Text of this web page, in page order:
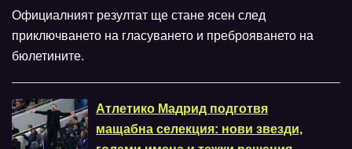
Официалният резултат ще стане ясен след
приключването на гласуването и преброяването на
бюлетините.
Атлетико Мадрид подготвя
мащабна селекция: нови звезди,